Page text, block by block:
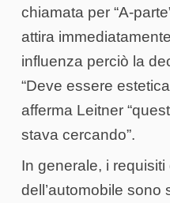
chiamata per “A-
attira
influenza perciò la
“Deve essere
afferma Leitner
stava cercando”.
In generale, i
dell’automobile sono